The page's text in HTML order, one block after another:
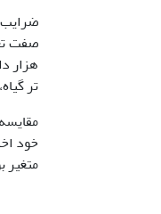
هزار دانه تا 65/41 درصد برای
تر
متغیر